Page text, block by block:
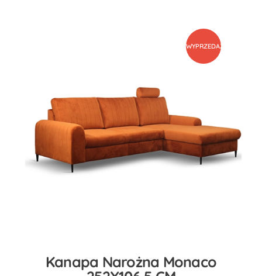
WYPRZEDAŻ
Kanapa Narożna Monaco